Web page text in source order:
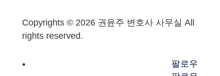
Copyrights © 2026 권윤주 변호사 사무실 All
rights reserved.
팔로우